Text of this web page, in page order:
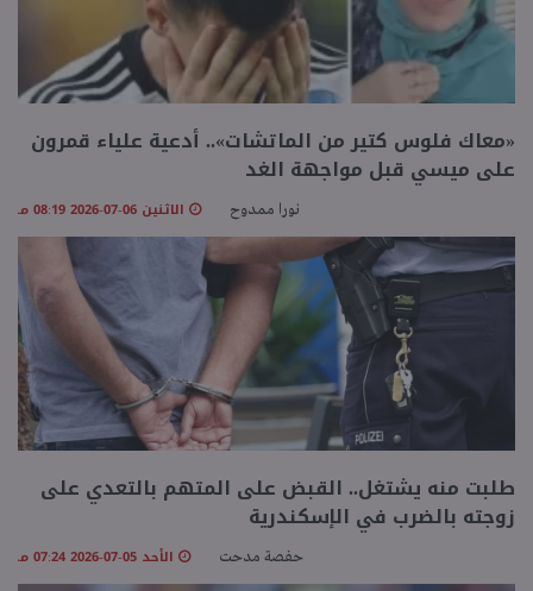
«معاك فلوس كتير من الماتشات».. أدعية علياء قمرون
على ميسي قبل مواجهة الغد
نورا ممدوح الاثنين 06-07-2026 08:19 مـ
طلبت منه يشتغل.. القبض على المتهم بالتعدي على
زوجته بالضرب في الإسكندرية
حفصة مدحت الأحد 05-07-2026 07:24 مـ